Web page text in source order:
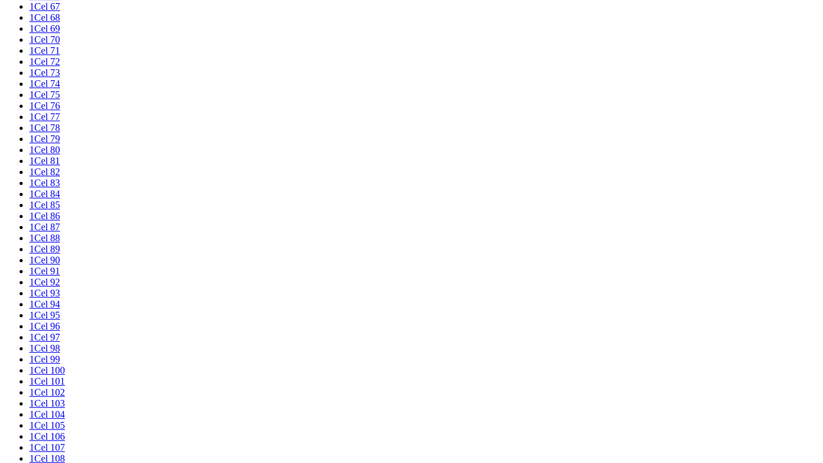
1Cel 67
1Cel 68
1Cel 69
1Cel 70
1Cel 71
1Cel 72
1Cel 73
1Cel 74
1Cel 75
1Cel 76
1Cel 77
1Cel 78
1Cel 79
1Cel 80
1Cel 81
1Cel 82
1Cel 83
1Cel 84
1Cel 85
1Cel 86
1Cel 87
1Cel 88
1Cel 89
1Cel 90
1Cel 91
1Cel 92
1Cel 93
1Cel 94
1Cel 95
1Cel 96
1Cel 97
1Cel 98
1Cel 99
1Cel 100
1Cel 101
1Cel 102
1Cel 103
1Cel 104
1Cel 105
1Cel 106
1Cel 107
1Cel 108